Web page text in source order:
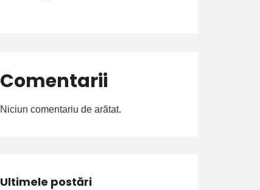
Comentarii
Niciun comentariu de arătat.
Ultimele postări